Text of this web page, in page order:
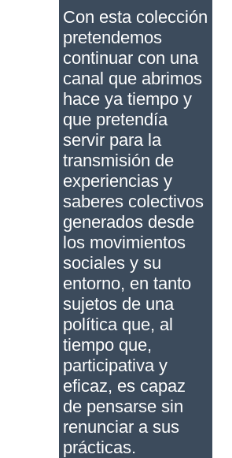
Con esta colección
pretendemos
continuar con una
canal que abrimos
hace ya tiempo y
que pretendía
servir para la
transmisión de
experiencias y
saberes colectivos
generados desde
los movimientos
sociales y su
entorno, en tanto
sujetos de una
política que, al
tiempo que,
participativa y
eficaz, es capaz
de pensarse sin
renunciar a sus
prácticas.